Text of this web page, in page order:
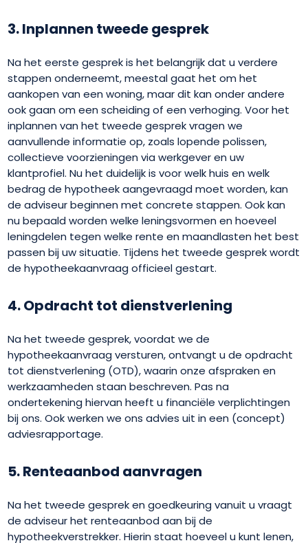
3. Inplannen tweede gesprek
Na het eerste gesprek is het belangrijk dat u verdere
stappen onderneemt, meestal gaat het om het
aankopen van een woning, maar dit kan onder andere
ook gaan om een scheiding of een verhoging. Voor het
inplannen van het tweede gesprek vragen we
aanvullende informatie op, zoals lopende polissen,
collectieve voorzieningen via werkgever en uw
klantprofiel. Nu het duidelijk is voor welk huis en welk
bedrag de hypotheek aangevraagd moet worden, kan
de adviseur beginnen met concrete stappen. Ook kan
nu bepaald worden welke leningsvormen en hoeveel
leningdelen tegen welke rente en maandlasten het best
passen bij uw situatie. Tijdens het tweede gesprek wordt
de hypotheekaanvraag officieel gestart.
4. Opdracht tot dienstverlening
Na het tweede gesprek, voordat we de
hypotheekaanvraag versturen, ontvangt u de opdracht
tot dienstverlening (OTD), waarin onze afspraken en
werkzaamheden staan beschreven. Pas na
ondertekening hiervan heeft u financiële verplichtingen
bij ons. Ook werken we ons advies uit in een (concept)
adviesrapportage.
5. Renteaanbod aanvragen
Na het tweede gesprek en goedkeuring vanuit u vraagt
de adviseur het renteaanbod aan bij de
hypotheekverstrekker. Hierin staat hoeveel u kunt lenen,